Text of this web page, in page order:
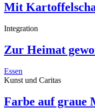
Mit
Integration
Zur Heimat
Essen
Kunst und Caritas
Farbe auf graue